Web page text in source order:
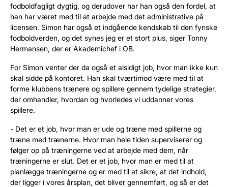
fodboldfagligt dygtig, og derudover har han også den fordel, at
han har været med til at arbejde med det administrative på
licensen. Simon har også et indgående kendskab til den fynske
fodboldverden, og det synes jeg er et stort plus, siger Tonny
Hermansen, der er Akademichef i OB.
For Simon venter der da også et alsidigt job, hvor man ikke kun
skal sidde på kontoret. Han skal tværtimod være med til at
forme klubbens trænere og spillere gennem tydelige strategier,
der omhandler, hvordan og hvorledes vi uddanner vores
spillere.
- Det er et job, hvor man er ude og træne med spillerne og
træne med trænerne. Hvor man hele tiden superviserer og
følger op på træningerne ved at arbejde med dem, når
træningerne er slut. Det er et job, hvor man er med til at
planlægge træningerne og er med til at sikre, at det indhold,
der ligger i vores årsplan, det bliver gennemført, og så er det